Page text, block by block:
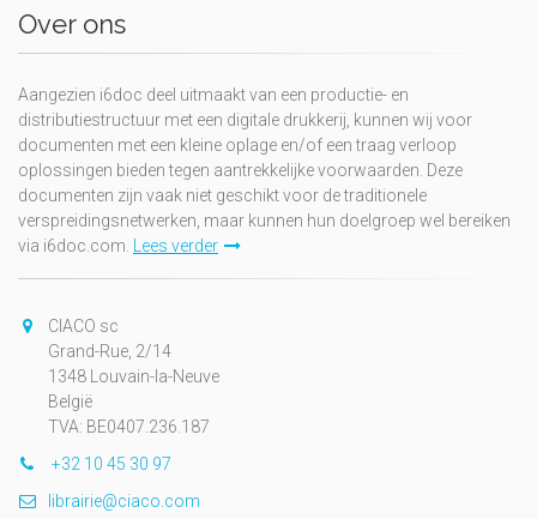
Over ons
Aangezien i6doc deel uitmaakt van een productie- en
distributiestructuur met een digitale drukkerij, kunnen wij voor
documenten met een kleine oplage en/of een traag verloop
oplossingen bieden tegen aantrekkelijke voorwaarden. Deze
documenten zijn vaak niet geschikt voor de traditionele
verspreidingsnetwerken, maar kunnen hun doelgroep wel bereiken
via i6doc.com.
Lees verder
CIACO sc
Grand-Rue, 2/14
1348 Louvain-la-Neuve
België
TVA: BE0407.236.187
+32 10 45 30 97
librairie@ciaco.com